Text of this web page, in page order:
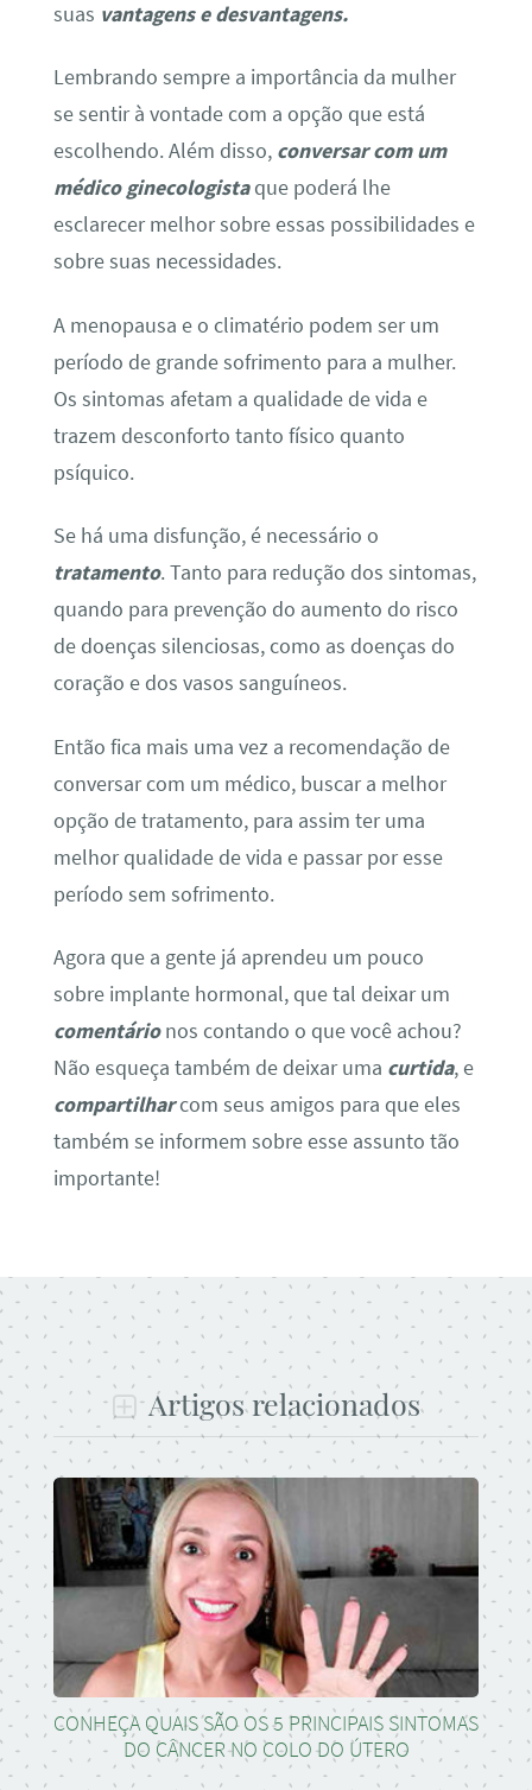
suas vantagens e desvantagens.
Lembrando sempre a importância da mulher
se sentir à vontade com a opção que está
escolhendo. Além disso, conversar com um
médico ginecologistaque poderá lhe
esclarecer melhor sobre essas possibilidades e
sobre suas necessidades.
A menopausa e o climatério podem ser um
período de grande sofrimento para a mulher.
Os sintomas afetam a qualidade de vida e
trazem desconforto tanto físico quanto
psíquico.
Se há uma disfunção, é necessário o
tratamento. Tanto para redução dos sintomas,
quando para prevenção do aumento do risco
de doenças silenciosas, como as doenças do
coração e dos vasos sanguíneos.
Então fica mais uma vez a recomendação de
conversar com um médico, buscar a melhor
opção de tratamento, para assim ter uma
melhor qualidade de vida e passar por esse
período sem sofrimento.
Agora que a gente já aprendeu um pouco
sobre implante hormonal, que tal deixar um
comentárionos contando o que você achou?
Não esqueça também de deixar uma curtida, e
compartilharcom seus amigos para que eles
também se informem sobre esse assunto tão
importante!
Artigos relacionados
CONHEÇA QUAIS SÃO OS 5 PRINCIPAIS SINTOMAS
DO CÂNCER NO COLO DO ÚTERO